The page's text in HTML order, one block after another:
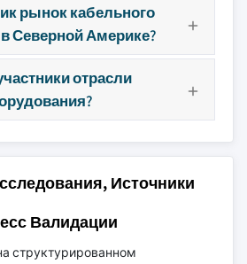
рынок кабельного
Северной Америке?
отрасли
Источники
Валидации
структурированном